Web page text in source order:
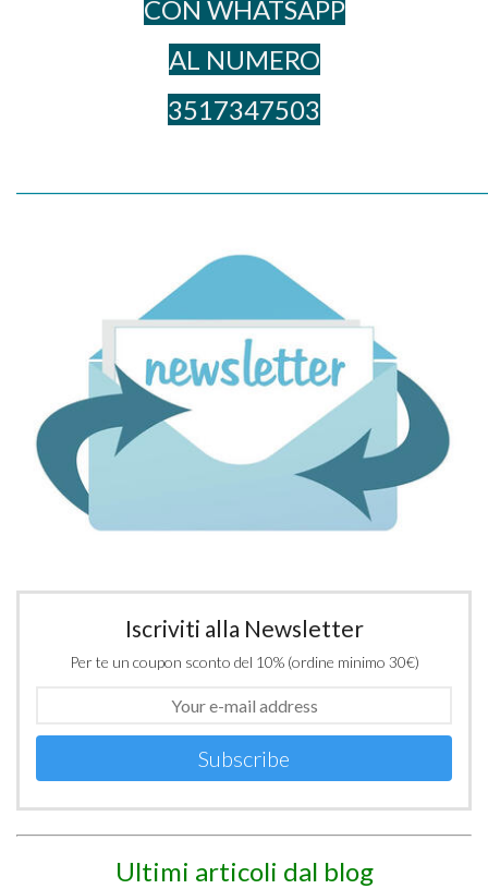
CON WHATSAPP
AL NUME​RO
3517347503
Iscriviti alla Newsletter
Per te un coupon sconto del 10% (ordine minimo 30€)
Subscribe
Ultimi articoli dal blog